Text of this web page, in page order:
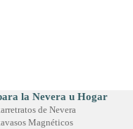
la Nevera u Hogar
de Nevera
Magnéticos
POP